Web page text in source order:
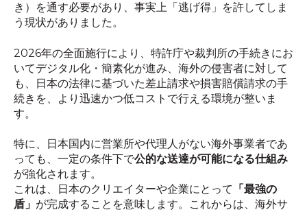
き）を通す必要があり、事実上「逃げ得」を許してしま
う現状がありました。
2026年の全面施行により、特許庁や裁判所の手続きにお
いてデジタル化・簡素化が進み、海外の侵害者に対して
も、日本の法律に基づいた差止請求や損害賠償請求の手
続きを、より迅速かつ低コストで行える環境が整いま
す。
特に、日本国内に営業所や代理人がない海外事業者であ
っても、一定の条件下で公的な送達が可能になる仕組み
が強化されます。
これは、日本のクリエイターや企業にとって 「最強の
盾」 が完成することを意味します。これからは、海外サ